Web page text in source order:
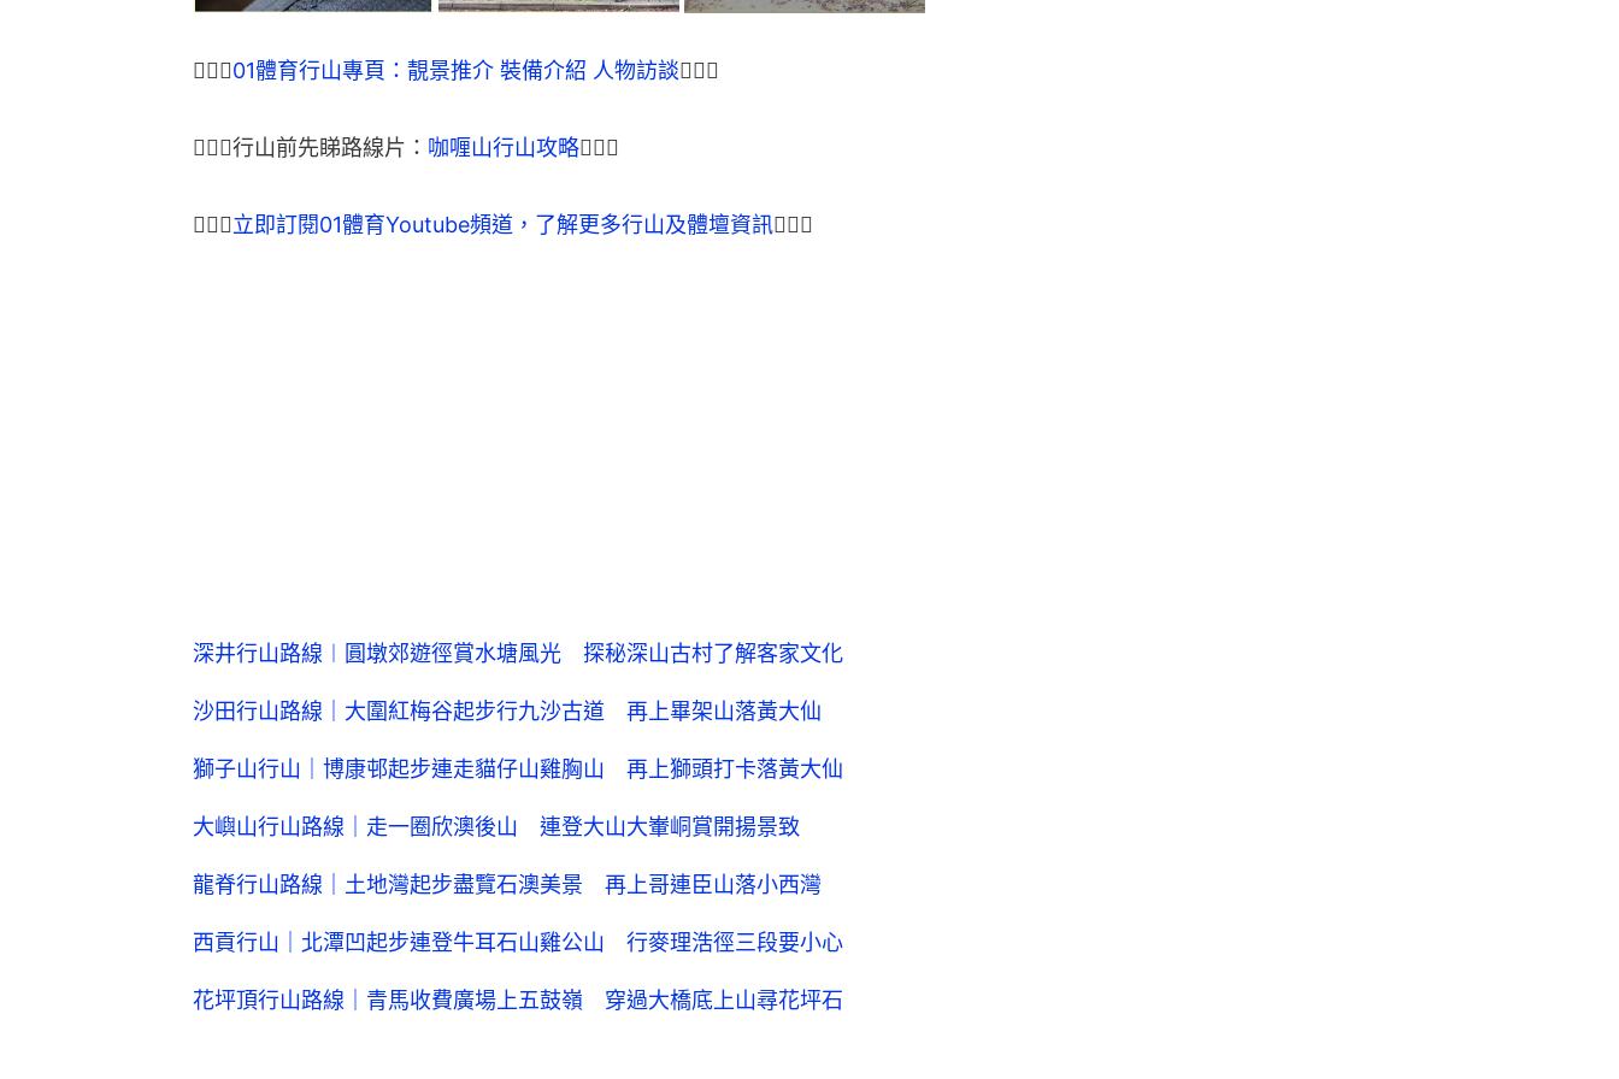
🏃🏽‍♂01體育行山專頁：靚景推介 裝備介紹 人物訪談🏃🏾‍♀
🏃🏽‍♂行山前先睇路線片： 咖喱山行山攻略🏃🏾‍♀
🏃🏽‍♂立即訂閱01體育Youtube頻道，了解更多行山及體壇資訊🏃🏾‍♀
深井行山路線︱圓墩郊遊徑賞水塘風光 探秘深山古村了解客家文化
沙田行山路線｜大圍紅梅谷起步行九沙古道 再上畢架山落黃大仙
獅子山行山｜博康邨起步連走貓仔山雞胸山 再上獅頭打卡落黃大仙
大嶼山行山路線｜走一圈欣澳後山 連登大山大輋峒賞開揚景致
龍脊行山路線｜土地灣起步盡覽石澳美景 再上哥連臣山落小西灣
西貢行山｜北潭凹起步連登牛耳石山雞公山 行麥理浩徑三段要小心
花坪頂行山路線｜青馬收費廣場上五鼓嶺 穿過大橋底上山尋花坪石